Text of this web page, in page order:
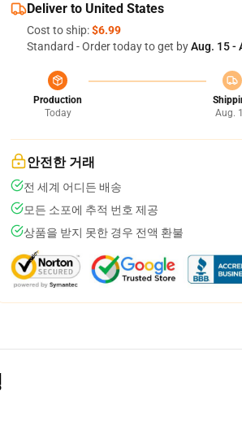
Deliver to United States
Cost to ship:$6.99
Standard - Order today to get byAug. 15 -
Production
Today
Aug.
안전한 거래
전 세계 어디든 배송
모든 소포에 추적 번호 제공
상품을 받지 못한 경우 전액 환불